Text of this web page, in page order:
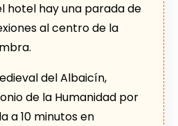
hotel hay una parada de
al centro de la
del Albaicín,
de la Humanidad por
a 10 minutos en